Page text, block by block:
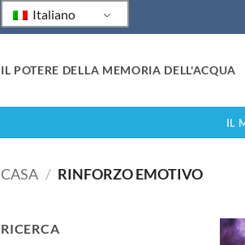
Italiano
IL POTERE DELLA MEMORIA DELL'ACQUA
IL
CASA / RINFORZO EMOTIVO
RICERCA